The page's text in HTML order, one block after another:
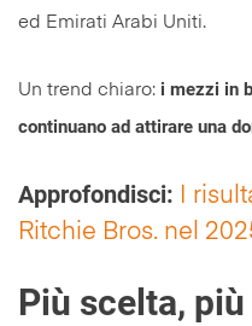
ed Emirati Arabi Uniti.
Un trend chiaro: i mezzi in
continuano ad attirare una
Approfondisci: I
Ritchie Bros. nel
Più scelta,